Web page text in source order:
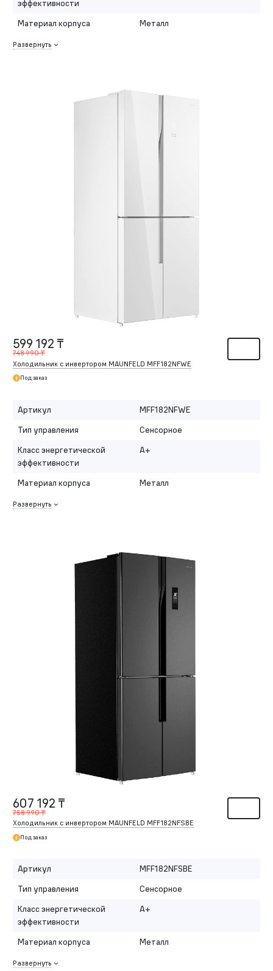
эффективности
Материал корпуса
Металл
Развернуть
599 192 ₸
748 990 ₸
Холодильник с инвертором MAUNFELD MFF182NFWE
Под заказ
Артикул
MFF182NFWE
Тип управления
Сенсорное
Класс энергетической
эффективности
A+
Материал корпуса Металл
Развернуть
607 192 ₸
758 990 ₸
Холодильник с инвертором MAUNFELD MFF182NFSBE
Под заказ
Артикул
MFF182NFSBE
Тип управления
Сенсорное
Класс энергетической
эффективности
A+
Материал корпуса Металл
Развернуть